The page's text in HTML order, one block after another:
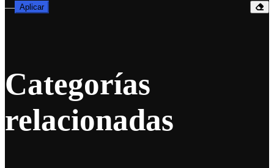
— Aplicar
Categorías
relacionadas